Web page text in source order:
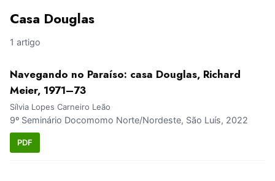
Casa Douglas
1 artigo
Navegando no Paraíso: casa Douglas, Richard
Meier, 1971–73
Sílvia Lopes Carneiro Leão
9º Seminário Docomomo Norte/Nordeste, São Luís, 2022
PDF